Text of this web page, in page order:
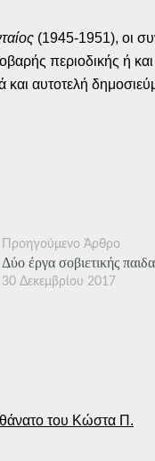
(1945-1951), οι
περιοδικής ή
και αυτοτελή
Προηγούμενο Άρθρο
30 Δεκεμβρίου 2017
Δύο έργα σοβιετικής